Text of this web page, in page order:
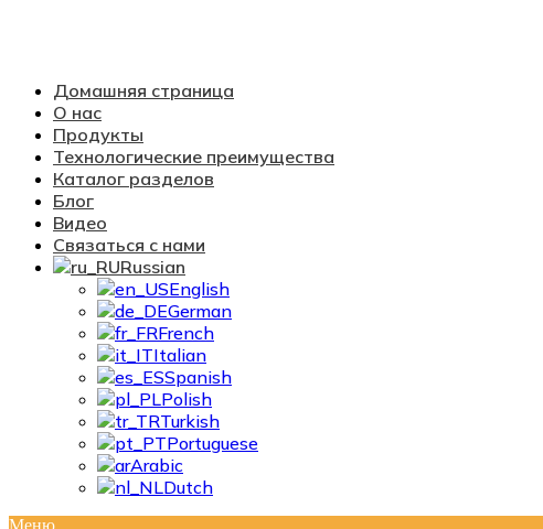
Домашняя страница
О нас
Продукты
Технологические преимущества
Каталог разделов
Блог
Видео
Связаться с нами
Russian
English
German
French
Italian
Spanish
Polish
Turkish
Portuguese
Arabic
Dutch
Меню